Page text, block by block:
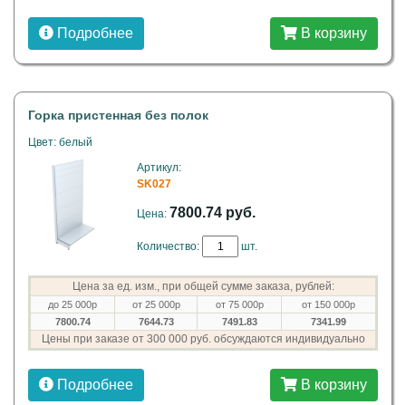
Подробнее В корзину
Горка пристенная без полок
Цвет: белый
Артикул:
SK027
Цена: 7800.74 руб.
Количество: шт.
Цена за ед. изм., при общей сумме заказа, рублей:
до 25 000р от 25 000р от 75 000р
от 150 000р
7800.74
7644.73 7491.83 7341.99
Цены при заказе от 300 000 руб. обсуждаются индивидуально
Подробнее В корзину